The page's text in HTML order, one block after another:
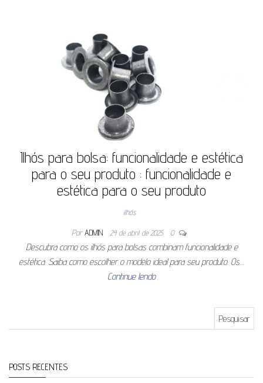
Ilhós para bolsa: funcionalidade e estética
para o seu produto : funcionalidade e
estética para o seu produto
ilhós
Por ADMIN 24 de abril de 2025 0
Descubra como os ilhós para bolsas combinam funcionalidade e
estética. Saiba como escolher o modelo ideal para seu produto. Os…
Continue lendo
POSTS RECENTES